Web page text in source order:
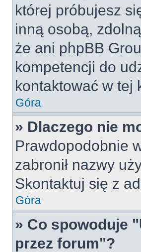
której próbujesz
inną osobą,
że ani phpBB
kompetencji do
kontaktować w tej
Góra
» Dlaczego nie
Prawdopodobnie
zabronił nazwy
Skontaktuj się z
Góra
» Co spowoduje
przez forum"?